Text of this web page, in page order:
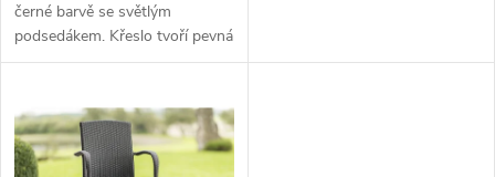
t
ů
k
ů
černé barvě se světlým
podsedákem. Křeslo tvoří pevná
kovová konstrukce s látkovým
atraktivních barevných